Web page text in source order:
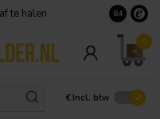
te halen 8.4
0
€ Incl. btw